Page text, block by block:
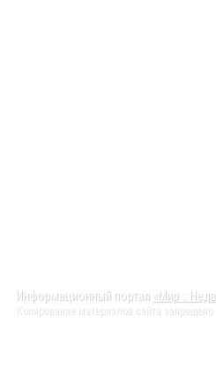
Информационный портал «Мир ::
Копирование материалов сайта запрещено